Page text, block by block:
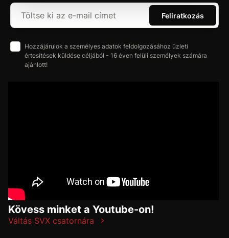
Feliratkozás
Hozzájárulok a személyes adatok feldolgozásához üzleti
értesítések küldése céljából - 16 éven felüli személyek számára
ajánlott!
Kövess minket a Youtube-on!
Váltás SVX csatornára